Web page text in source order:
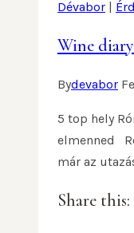
Dévabor |
Wine diary
Bydevabor
5 top hely
elmenned
már az
Share this: